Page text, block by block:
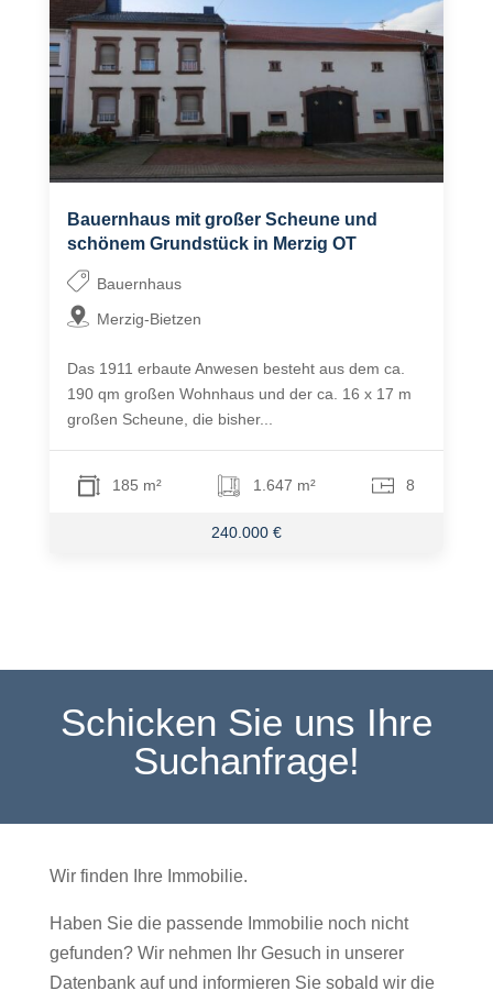
Bauernhaus mit großer Scheune und
schönem Grundstück in Merzig OT
Bauernhaus
Merzig-Bietzen
Das 1911 erbaute Anwesen besteht aus dem ca.
190 qm großen Wohnhaus und der ca. 16 x 17 m
großen Scheune, die bisher...
185 m² 1.647 m² 8
240.000 €
Schicken Sie uns Ihre
Suchanfrage!
Wir finden Ihre Immobilie.
Haben Sie die passende Immobilie noch nicht
gefunden? Wir nehmen Ihr Gesuch in unserer
Datenbank auf und informieren Sie sobald wir die